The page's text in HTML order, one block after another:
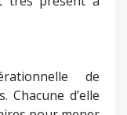
de
Chacune d’elle